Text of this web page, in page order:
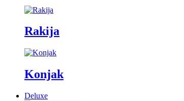
Rakija
Konjak
Deluxe